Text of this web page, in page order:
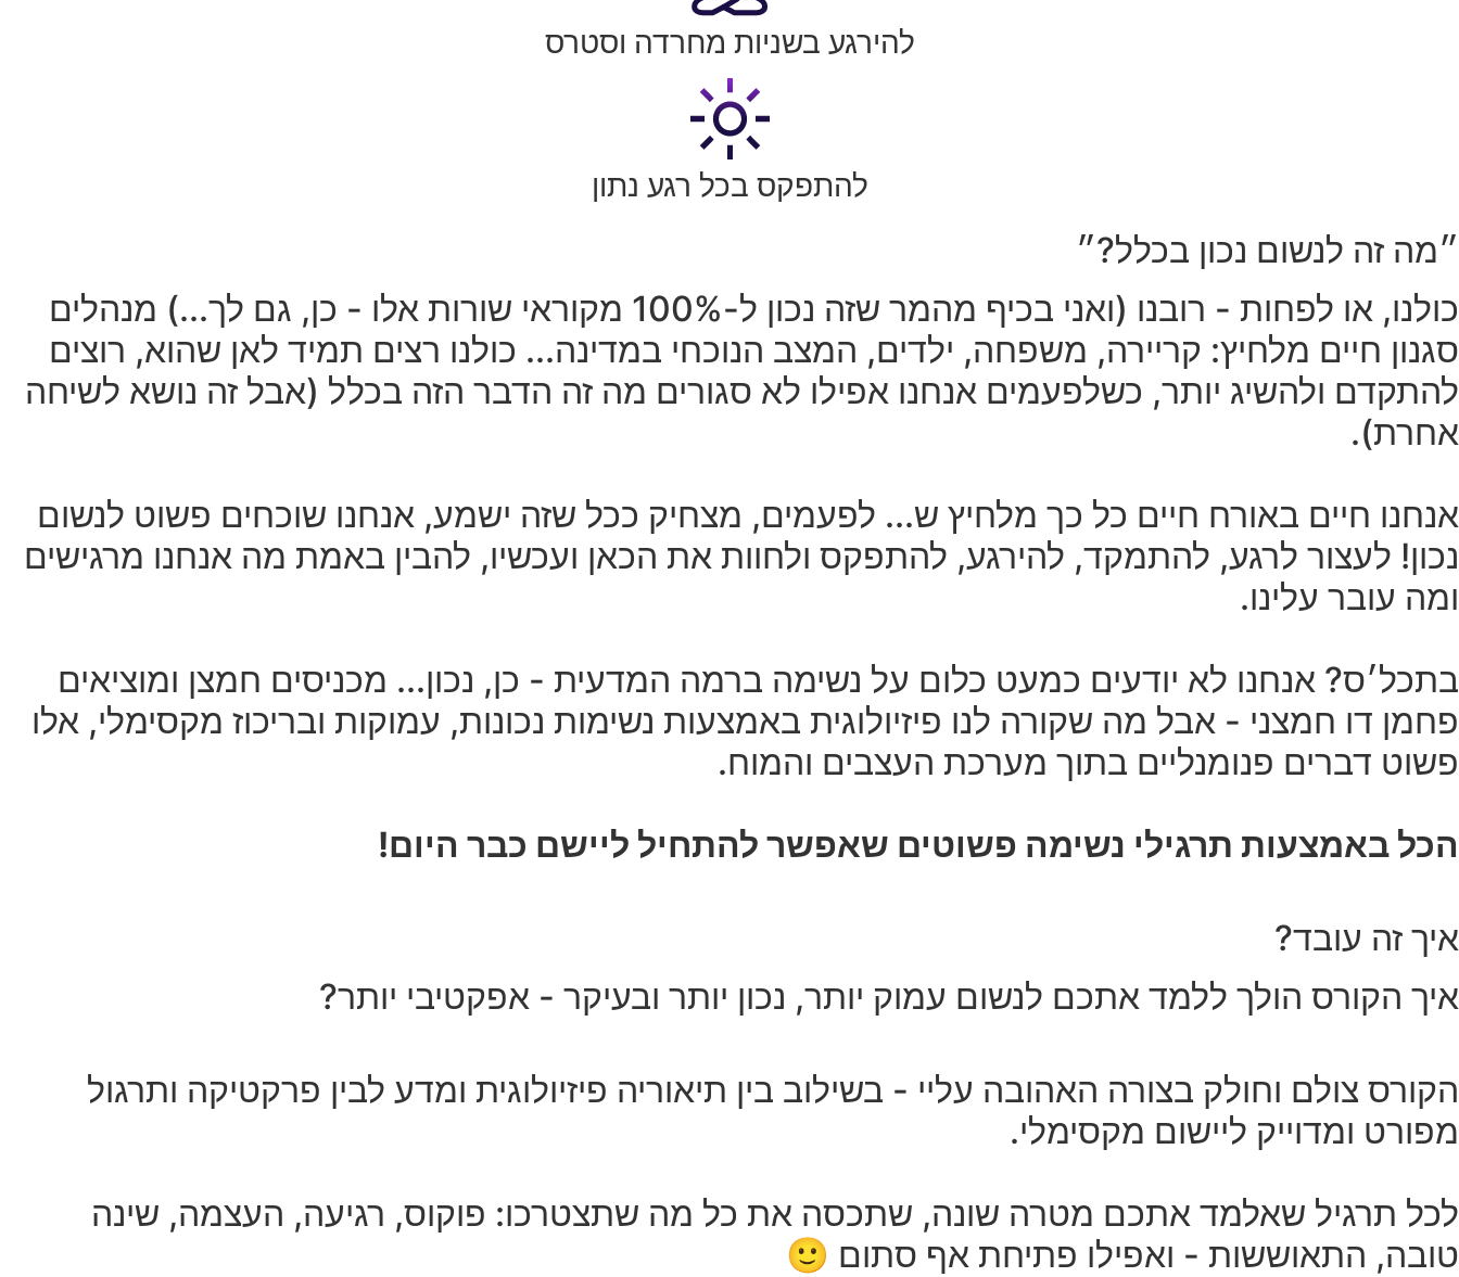
להירגע בשניות מחרדה וסטרס
להתפקס בכל רגע נתון
״מה זה לנשום נכון בכלל?״
כולנו, או לפחות - רובנו (ואני בכיף מהמר שזה נכון ל-100% מקוראי שורות אלו - כן, גם לך...) מנהלים
סגנון חיים מלחיץ: קריירה, משפחה, ילדים, המצב הנוכחי במדינה... כולנו רצים תמיד לאן שהוא, רוצים
להתקדם ולהשיג יותר, כשלפעמים אנחנו אפילו לא סגורים מה זה הדבר הזה בכלל (אבל זה נושא לשיחה
אחרת).
אנחנו חיים באורח חיים כל כך מלחיץ ש... לפעמים, מצחיק ככל שזה ישמע, אנחנו שוכחים פשוט לנשום
נכון! לעצור לרגע, להתמקד, להירגע, להתפקס ולחוות את הכאן ועכשיו, להבין באמת מה אנחנו מרגישים
ומה עובר עלינו.
בתכל׳ס? אנחנו לא יודעים כמעט כלום על נשימה ברמה המדעית - כן, נכון... מכניסים חמצן ומוציאים
פחמן דו חמצני - אבל מה שקורה לנו פיזיולוגית באמצעות נשימות נכונות, עמוקות ובריכוז מקסימלי, אלו
פשוט דברים פנומנליים בתוך מערכת העצבים והמוח.
הכל באמצעות תרגילי נשימה פשוטים שאפשר להתחיל ליישם כבר היום!
איך זה עובד?
איך הקורס הולך ללמד אתכם לנשום עמוק יותר, נכון יותר ובעיקר - אפקטיבי יותר?
הקורס צולם וחולק בצורה האהובה עליי - בשילוב בין תיאוריה פיזיולוגית ומדע לבין פרקטיקה ותרגול
מפורט ומדוייק ליישום מקסימלי.
לכל תרגיל שאלמד אתכם מטרה שונה, שתכסה את כל מה שתצטרכו: פוקוס, רגיעה, העצמה, שינה
טובה, התאוששות - ואפילו פתיחת אף סתום 🙂